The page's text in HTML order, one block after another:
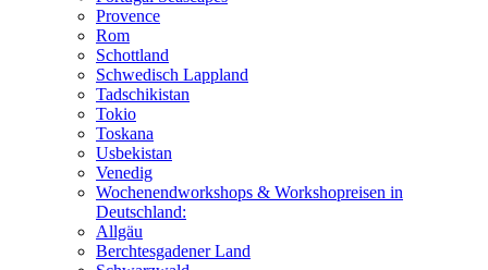
Provence
Rom
Schottland
Schwedisch Lappland
Tadschikistan
Tokio
Toskana
Usbekistan
Venedig
Wochenendworkshops & Workshopreisen in
Deutschland:
Allgäu
Berchtesgadener Land